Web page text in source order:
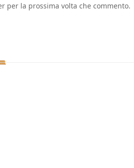
per la prossima volta che commento.